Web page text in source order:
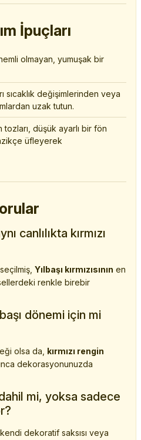
İpuçları
olmayan, yumuşak bir
sıcaklık değişimlerinden veya
uzak tutun.
düşük ayarlı bir fön
üfleyerek
canlılıkta kırmızı
Yılbaşı kırmızısının en
renkle birebir
dönemi için mi
olsa da, kırmızı rengin
dekorasyonunuzda
mi, yoksa sadece
dekoratif saksısı veya